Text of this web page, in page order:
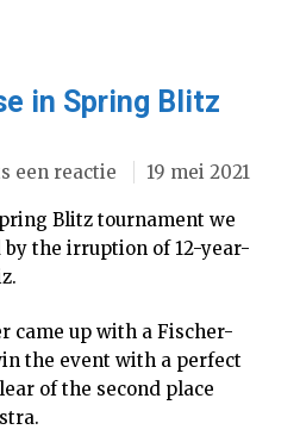
in Spring Blitz
een reactie 19 mei 2021
Blitz tournament we
the irruption of 12-year-
came up with a Fischer-
the event with a perfect
of the second place